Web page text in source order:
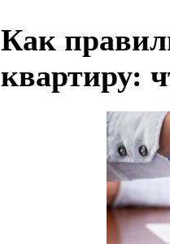
Как
квартиру: